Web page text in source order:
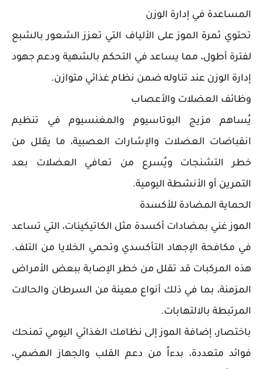
المساعدة في إدارة الوزن
تحتوي ثمرة الموز على الألياف التي تعزز الشعور بالشبع
لفترة أطول، مما يساعد في التحكم بالشهية ودعم جهود
إدارة الوزن عند تناوله ضمن نظام غذائي متوازن.
وظائف العضلات والأعصاب
يُساهم مزيج البوتاسيوم والمغنسيوم في تنظيم
انقباضات العضلات والإشارات العصبية، ما يقلل من
خطر التشنجات ويُسرع من تعافي العضلات بعد
التمرين أو الأنشطة اليومية.
الحماية المضادة للأكسدة
الموز غني بمضادات أكسدة مثل الكاتيكينات، التي تساعد
في مكافحة الإجهاد التأكسدي وتحمي الخلايا من التلف.
هذه المركبات قد تقلل من خطر الإصابة ببعض الأمراض
المزمنة، بما في ذلك أنواع معينة من السرطان والحالات
المرتبطة بالالتهابات.
باختصار، إضافة الموز إلى نظامك الغذائي اليومي تمنحك
فوائد متعددة، بدءاً من دعم القلب والجهاز الهضمي،